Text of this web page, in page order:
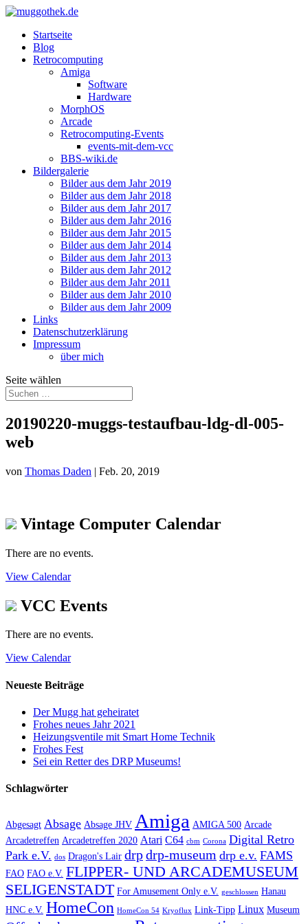
Startseite
Blog
Retrocomputing
Amiga
Software
Hardware
MorphOS
Arcade
Retrocomputing-Events
events-mit-dem-vcc
BBS-wiki.de
Bildergalerie
Bilder aus dem Jahr 2019
Bilder aus dem Jahr 2018
Bilder aus dem Jahr 2017
Bilder aus dem Jahr 2016
Bilder aus dem Jahr 2015
Bilder aus dem Jahr 2014
Bilder aus dem Jahr 2013
Bilder aus dem Jahr 2012
Bilder aus dem Jahr 2011
Bilder aus dem Jahr 2010
Bilder aus dem Jahr 2009
Links
Datenschutzerklärung
Impressum
über mich
Seite wählen
20190220-muggs-testaufbau-ldg-dl-005-
web
von Thomas Daden | Feb. 20, 2019
Vintage Computer Calendar
There are no events.
View Calendar
VCC Events
There are no events.
View Calendar
Neueste Beiträge
Der Mugg hat geheiratet
Frohes neues Jahr 2021
Heizungsventile mit Smart Home Technik
Frohes Fest
Sei ein Retter des DRP Museums!
Schlagwörter
Abgesagt Absage Absage JHV Amiga AMIGA 500 Arcade
Arcadetreffen Arcadetreffen 2020 Atari C64 cbm Corona Digital Retro
Park e.V. dos Dragon's Lair drpdrp-museum drp e.v. FAMS
FAO FAO e.V. FLIPPER- UND ARCADEMUSEUM
SELIGENSTADT For Amusement Only e.V. geschlossen Hanau
HNC e.V. HomeCon HomeCon 54 Kryoflux Link-Tipp Linux Museum